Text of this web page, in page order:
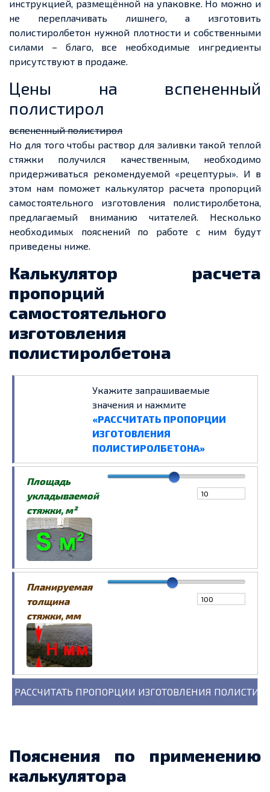
инструкцией, размещённой на упаковке. Но можно и
не переплачивать лишнего, а изготовить
полистиролбетон нужной плотности и собственными
силами – благо, все необходимые ингредиенты
присутствуют в продаже.
Цены на вспененный
полистирол
вспененный полистирол
Но для того чтобы раствор для заливки такой теплой
стяжки получился качественным, необходимо
придерживаться рекомендуемой «рецептуры». И в
этом нам поможет калькулятор расчета пропорций
самостоятельного изготовления полистиролбетона,
предлагаемый вниманию читателей. Несколько
необходимых пояснений по работе с ним будут
приведены ниже.
Калькулятор расчета
пропорций
самостоятельного
изготовления
полистиролбетона
Укажите запрашиваемые
значения и нажмите
«РАССЧИТАТЬ ПРОПОРЦИИ
ИЗГОТОВЛЕНИЯ
ПОЛИСТИРОЛБЕТОНА»
Площадь
укладываемой
стяжки, м²
Планируемая
толщина
стяжки, мм
Пояснения по применению
калькулятора